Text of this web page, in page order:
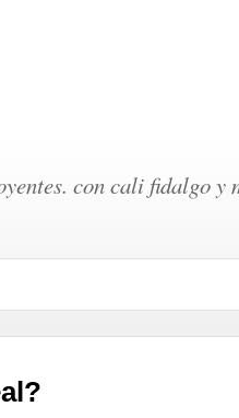
con cali fidalgo y